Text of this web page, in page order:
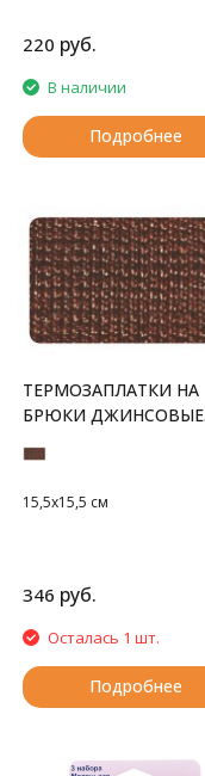
220 руб.
В наличии
Подробнее
ТЕРМОЗАПЛАТКИ НА
БРЮКИ ДЖИНСОВЫЕ
15,5x15,5 см
346 руб.
Осталась 1 шт.
Подробнее